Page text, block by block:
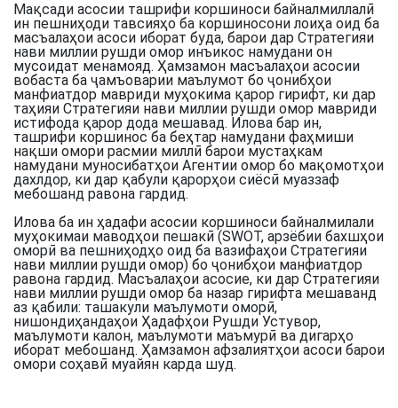
Мақсади асосии ташрифи коршиноси байналмиллалӣ
ин пешниҳоди тавсияҳо ба коршиносони лоиҳа оид ба
масъалаҳои асоси иборат буда, барои дар Стратегияи
нави миллии рушди омор инъикос намудани он
мусоидат менамояд. Ҳамзамон масъалаҳои асосии
вобаста ба ҷамъоварии маълумот бо ҷонибҳои
манфиатдор мавриди муҳокима қарор гирифт, ки дар
таҳияи Стратегияи нави миллии рушди омор мавриди
истифода қарор дода мешавад. Илова бар ин,
ташрифи коршинос ба беҳтар намудани фаҳмиши
нақши омори расмии миллӣ барои мустаҳкам
намудани муносибатҳои Агентии омор бо мақомотҳои
дахлдор, ки дар қабули қарорҳои сиёсӣ муаззаф
мебошанд равона гардид.
Илова ба ин ҳадафи асосии коршиноси байналмилали
муҳокимаи маводҳои пешакӣ (SWOT, арзёбии бахшҳои
оморӣ ва пешниҳодҳо оид ба вазифаҳои Стратегияи
нави миллии рушди омор) бо ҷонибҳои манфиатдор
равона гардид. Масъалаҳои асосие, ки дар Стратегияи
нави миллии рушди омор ба назар гирифта мешаванд
аз қабили: ташакули маълумоти оморӣ,
нишондиҳандаҳои Ҳадафҳои Рушди Устувор,
маълумоти калон, маълумоти маъмурӣ ва дигарҳо
иборат мебошанд. Ҳамзамон афзалиятҳои асоси барои
омори соҳавӣ муайян карда шуд.